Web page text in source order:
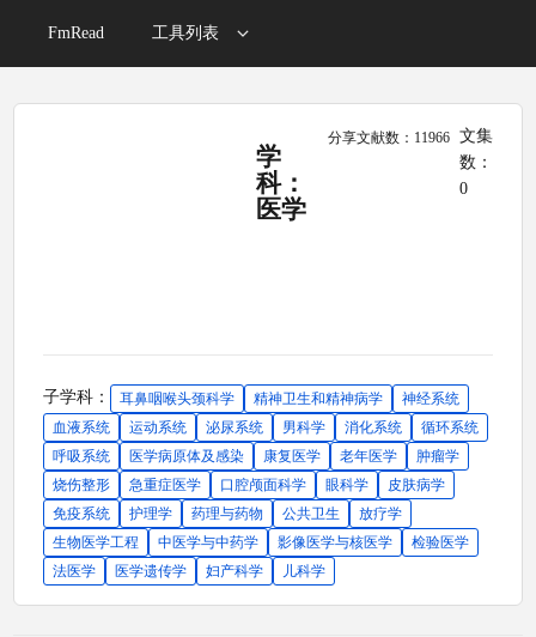
FmRead 工具列表
学
科：
医学
分享文献数：11966 文集
数：
0
子学科： 耳鼻咽喉头颈科学 精神卫生和精神病学
神经系统
血液系统
运动系统 泌尿系统 男科学 消化系统
循环系统
呼吸系统
医学病原体及感染 康复医学 老年医学
肿瘤学
烧伤整形
急重症医学 口腔颅面科学 眼科学
皮肤病学
免疫系统
护理学 药理与药物 公共卫生
放疗学
生物医学工程
中医学与中药学 影像医学与核医学
检验医学
法医学
医学遗传学 妇产科学 儿科学